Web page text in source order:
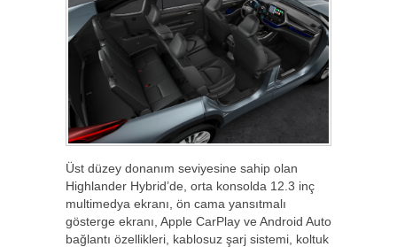
Üst düzey donanım seviyesine sahip olan
Highlander Hybrid’de, orta konsolda 12.3 inç
multimedya ekranı, ön cama yansıtmalı
gösterge ekranı, Apple CarPlay ve Android Auto
bağlantı özellikleri, kablosuz şarj sistemi, koltuk